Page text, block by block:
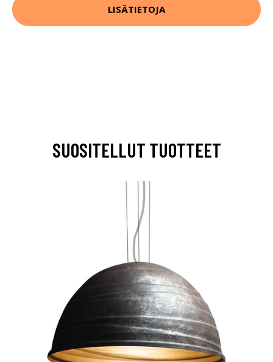
LISÄTIETOJA
SUOSITELLUT TUOTTEET